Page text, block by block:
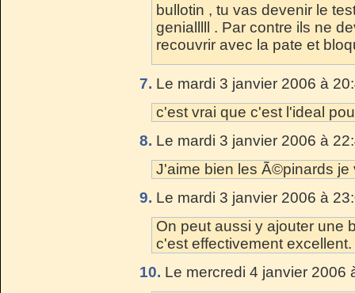
bullotin , tu vas devenir le
genialllll . Par contre ils ne
recouvrir avec la pate et
7. Le mardi 3 janvier 2006 à
c'est vrai que c'est l'ideal
8. Le mardi 3 janvier 2006 à
J'aime bien les Ã©pinards je
9. Le mardi 3 janvier 2006 à
On peut aussi y ajouter une
c'est effectivement excellent.
10. Le mercredi 4 janvier 2006